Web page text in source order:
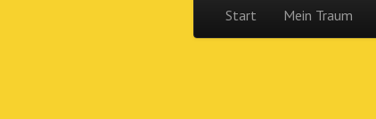
Main menu
Start Mein Traum